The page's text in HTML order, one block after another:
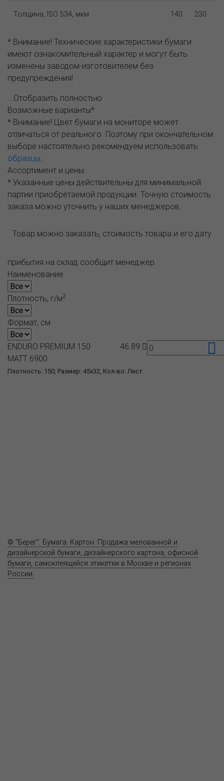
Толщина, ISO 534, мкм 140 230
* Внимание! Технические характеристики бумаги
имеют ознакомительный характер и могут быть
изменены заводом-изготовителем без
предупреждения!
...Отобразить полностью
Возможные варианты*
* Внимание! Цвет бумаги на мониторе может
отличаться от реального. Поэтому при окончательном
выборе настоятельно рекомендуем использовать
образцы
Ассортимент и цены
* Указанные цены действительны для минимальной
партии приобретаемой продукции. Точную стоимость
заказа можно уточнить у наших менеджеров.
Товар можно заказать, стоимость товара и его дату
прибытия на склад сообщит менеджер.
Наименование
Плотность, г/м2
Формат, см
Плотность: 150, Размер: 45x32, Кол-во: Лист
ENDURO PREMIUM 150
MATT 6900
46.89
© "Берег". Бумага. Картон. Продажа мелованной и
дизайнерской бумаги, дизайнерского картона, офисной
бумаги, самоклеящейся этикетки в Москве и регионах
России.